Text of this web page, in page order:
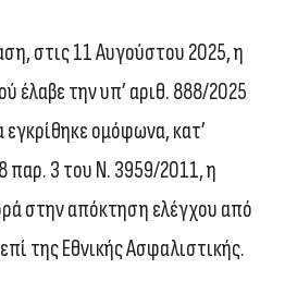
στις 11 Αυγούστου 2025, η
έλαβε την υπ’ αριθ. 888/2025
ομόφωνα, κατ’
παρ. 3 του Ν. 3959/2011, η
στην απόκτηση ελέγχου από
της Εθνικής Ασφαλιστικής.